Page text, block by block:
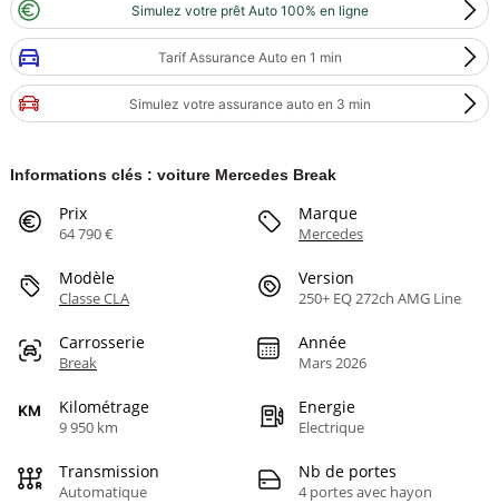
Simulez votre prêt Auto 100% en ligne
Tarif Assurance Auto en 1 min
Simulez votre assurance auto en 3 min
Informations clés : voiture Mercedes Break
Prix
64 790 €
Marque
Mercedes
Modèle
Classe CLA
Version
250+ EQ 272ch AMG Line
Carrosserie
Break
Année
Mars 2026
Kilométrage
9 950 km
Energie
Electrique
Transmission
Automatique
Nb de portes
4 portes avec hayon